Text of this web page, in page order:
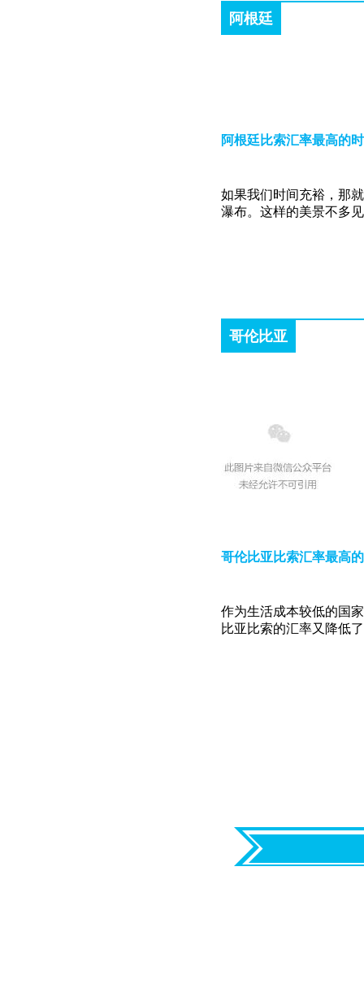
阿根廷
阿根廷比索汇率最高的
如果我们时间充裕，那
瀑布。这样的美景不多
哥伦比亚
哥伦比亚比索汇率最高
作为生活成本较低的国
比亚比索的汇率又降低